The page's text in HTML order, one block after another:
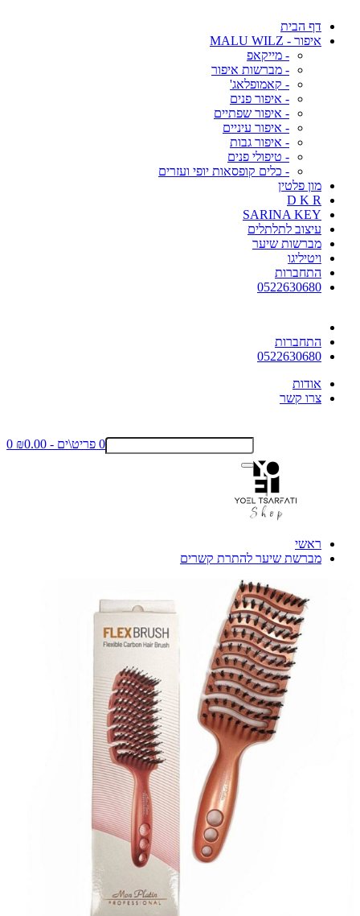
דף הבית
איפור - MALU WILZ
- מייקאפ
- מברשות איפור
- קאמופלאג'
- איפור פנים
- איפור שפתיים
- איפור עיניים
- איפור גבות
- טיפולי פנים
- כלים קופסאות יופי ועזרים
מון פלטין
D K R
SARINA KEY
עיצוב לתלתלים
מברשות שיער
ויטיליגו
התחברות
0522630680
התחברות
0522630680
אודות
צרו קשר
0 פריט\ים - ₪0.00 0
ראשי
מברשת שיער להתרת קשרים